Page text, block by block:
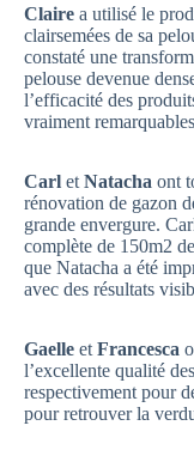
Claire a utilisé le
clairsemées de sa
constaté une
pelouse devenue
l’efficacité des
vraiment
Carl et Natacha ont
rénovation de gazon
grande envergure.
complète de 150m2
que Natacha a été
avec des résultats
Gaelle et Francesca
l’excellente qualité
respectivement pour
pour retrouver la